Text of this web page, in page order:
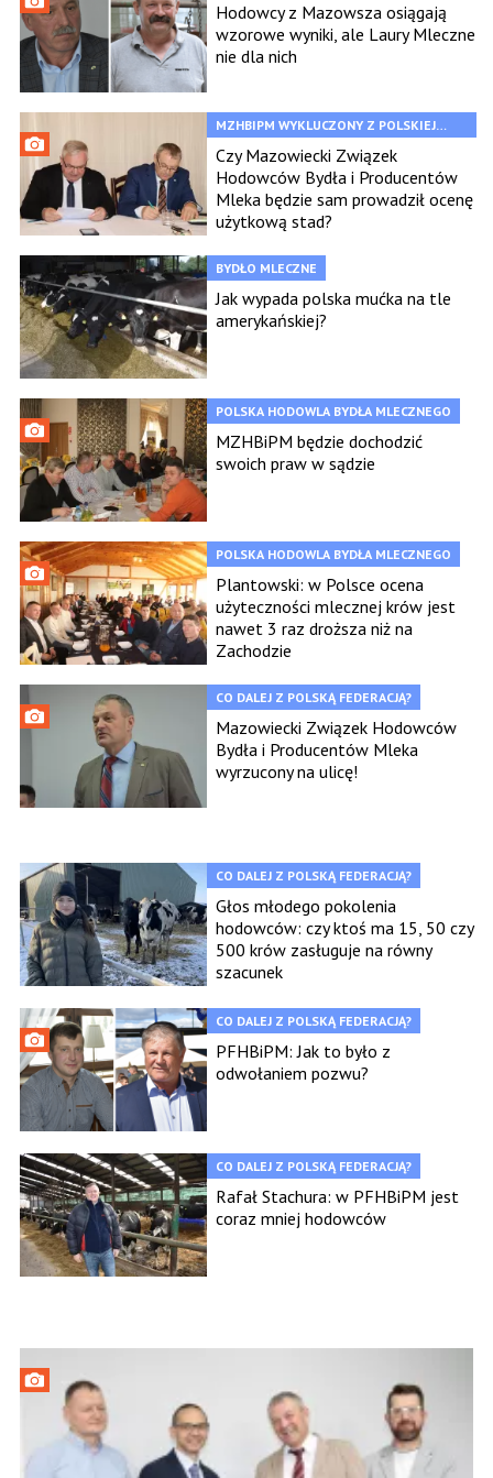
Hodowcy z Mazowsza osiągają
wzorowe wyniki, ale Laury Mleczne
nie dla nich
MZHBIPM WYKLUCZONY Z POLSKIEJ
FEDERACJI
Czy Mazowiecki Związek
Hodowców Bydła i Producentów
Mleka będzie sam prowadził ocenę
użytkową stad?
BYDŁO MLECZNE
Jak wypada polska mućka na tle
amerykańskiej?
POLSKA HODOWLA BYDŁA MLECZNEGO
MZHBiPM będzie dochodzić
swoich praw w sądzie
POLSKA HODOWLA BYDŁA MLECZNEGO
Plantowski: w Polsce ocena
użyteczności mlecznej krów jest
nawet 3 raz droższa niż na
Zachodzie
CO DALEJ Z POLSKĄ FEDERACJĄ?
Mazowiecki Związek Hodowców
Bydła i Producentów Mleka
wyrzucony na ulicę!
CO DALEJ Z POLSKĄ FEDERACJĄ?
Głos młodego pokolenia
hodowców: czy ktoś ma 15, 50 czy
500 krów zasługuje na równy
szacunek
CO DALEJ Z POLSKĄ FEDERACJĄ?
PFHBiPM: Jak to było z
odwołaniem pozwu?
CO DALEJ Z POLSKĄ FEDERACJĄ?
Rafał Stachura: w PFHBiPM jest
coraz mniej hodowców